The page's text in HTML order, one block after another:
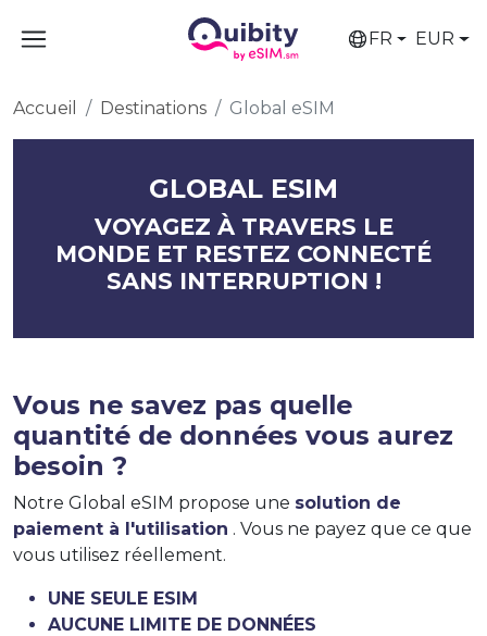
FR EUR
Accueil Destinations Global eSIM
GLOBAL ESIM
VOYAGEZ À TRAVERS LE
MONDE ET RESTEZ CONNECTÉ
SANS INTERRUPTION !
Vous ne savez pas quelle
quantité de données vous aurez
besoin ?
Notre Global eSIM propose une solution de
paiement à l'utilisation . Vous ne payez que ce que
vous utilisez réellement.
UNE SEULE ESIM
AUCUNE LIMITE DE DONNÉES